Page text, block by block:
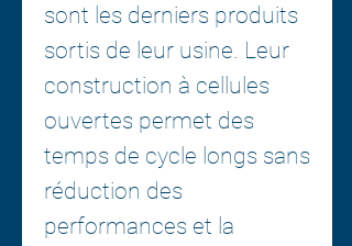
sont les derniers produits
sortis de leur usine. Leur
construction à cellules
ouvertes permet des
temps de cycle longs sans
réduction des
performances et la